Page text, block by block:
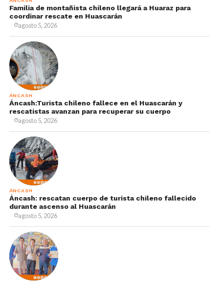
Familia de montañista chileno llegará a Huaraz para
coordinar rescate en Huascarán
agosto 5, 2026
ÁNCASH
Áncash:Turista chileno fallece en el Huascarán y
rescatistas avanzan para recuperar su cuerpo
agosto 5, 2026
ÁNCASH
Áncash: rescatan cuerpo de turista chileno fallecido
durante ascenso al Huascarán
agosto 5, 2026